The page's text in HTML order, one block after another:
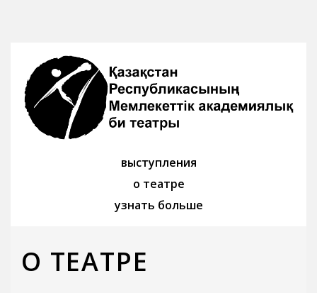
выступления
о театре
узнать больше
О ТЕАТРЕ